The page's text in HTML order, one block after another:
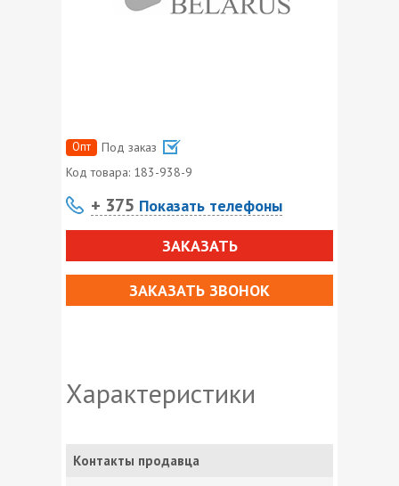
Опт
Под заказ
Код товара: 183-938-9
+ 375 Показать телефоны
ЗАКАЗАТЬ
ЗАКАЗАТЬ ЗВОНОК
Характеристики
Контакты продавца